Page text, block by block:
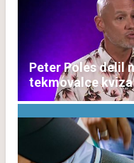
Peter Poles delil
tekmovalce kviza